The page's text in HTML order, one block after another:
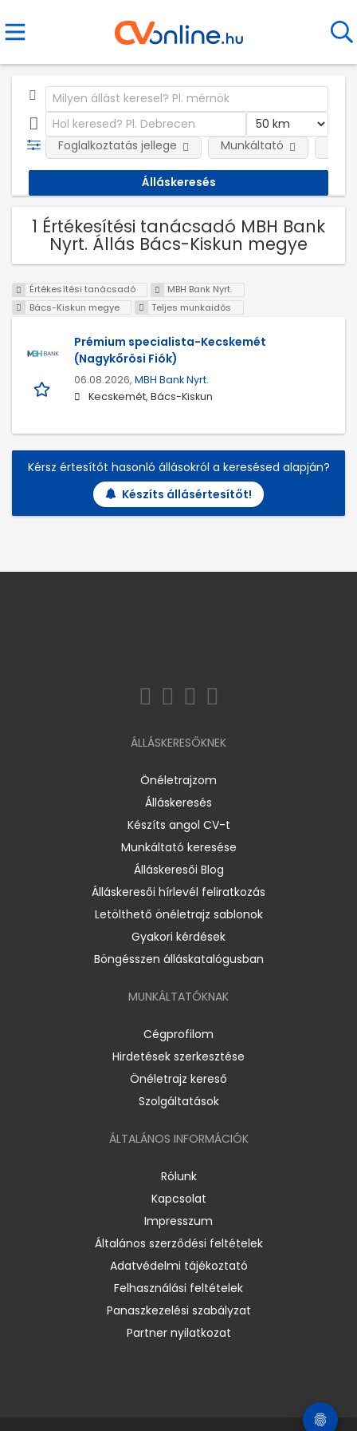
Foglalkoztatás jellege Munkáltató
1 Értékesítési tanácsadó MBH Bank
Nyrt. Állás Bács-Kiskun megye
Értékesítési tanácsadó
MBH Bank Nyrt.
Bács-Kiskun megye
Teljes munkaidős
Prémium specialista-Kecskemét
(Nagykőrösi Fiók)
06.08.2026, MBH Bank Nyrt.
Kecskemét, Bács-Kiskun
Kérsz értesítőt hasonló állásokról a keresésed alapján?
Készíts állásértesítőt!
ÁLLÁSKERESŐKNEK
Önéletrajzom
Álláskeresés
Készíts angol CV-t
Munkáltató keresése
Álláskeresői Blog
Álláskeresői hírlevél feliratkozás
Letölthető önéletrajz sablonok
Gyakori kérdések
Böngésszen álláskatalógusban
MUNKÁLTATÓKNAK
Cégprofilom
Hirdetések szerkesztése
Önéletrajz kereső
Szolgáltatások
ÁLTALÁNOS INFORMÁCIÓK
Rólunk
Kapcsolat
Impresszum
Általános szerződési feltételek
Adatvédelmi tájékoztató
Felhasználási feltételek
Panaszkezelési szabályzat
Partner nyilatkozat